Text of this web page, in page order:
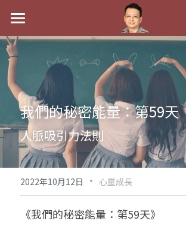
最新消息
關於我
實體經營
祖傳命理
手工印鑑
課程介紹
五行八字學
後天派陽宅
Blog
黃金會員專區
八字雜記
試閱專區
Podcast聽書
線上學苑
我們的秘密能量：第59天
人脈吸引力法則
2022年10月12日 · 心靈成長
《我們的秘密能量：第59天》
商品分類
八字線上完整班
科學八字推理PDF
《十神高階實戰錄》完整典藏版
1美元超值PDF